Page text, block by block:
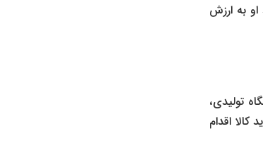
به ارزش
تولیدی،
اقدام